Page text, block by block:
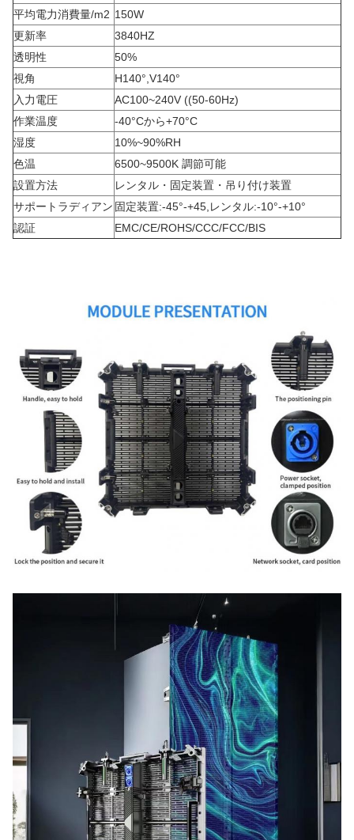
平均電力消費量/m2 150W
更新率
3840HZ
透明性
50%
視角
H140°,V140°
入力電圧
AC100~240V ((50-60Hz)
作業温度
-40°Cから+70°C
湿度
10%~90%RH
色温
6500~9500K 調節可能
設置方法
レンタル・固定装置・吊り付け装置
サポートラディアン 固定装置:-45°-+45,レンタル:-10°-+10°
認証
EMC/CE/ROHS/CCC/FCC/BIS